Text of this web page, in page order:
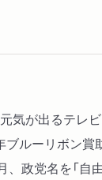
が出るテレビ
ルーリボン賞
政党名を「